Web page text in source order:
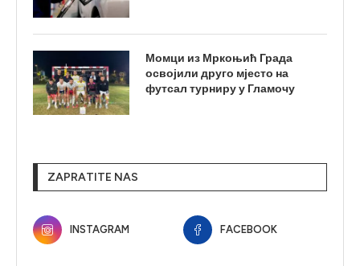
Момци из Мркоњић Града
освојили друго мјесто на
футсал турниру у Гламочу
ZAPRATITE NAS
INSTAGRAM FACEBOOK